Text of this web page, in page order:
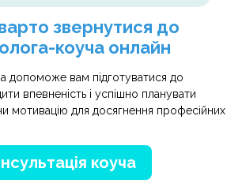
звернутися до
коуча онлайн
допоможе вам підготуватися до
впевненість і успішно планувати
мотивацію для досягнення професійних
коуча